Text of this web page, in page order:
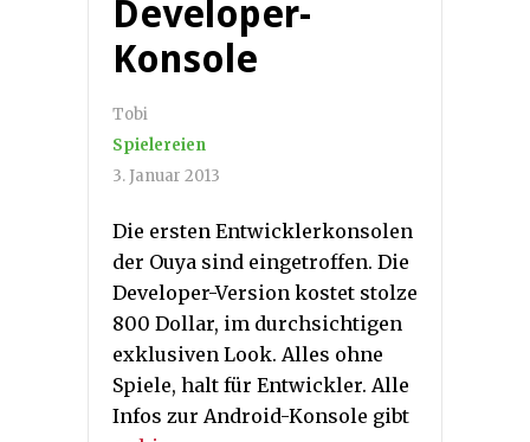
Developer-
Konsole
Tobi
Spielereien
3. Januar 2013
Die ersten Entwicklerkonsolen
der Ouya sind eingetroffen. Die
Developer-Version kostet stolze
800 Dollar, im durchsichtigen
exklusiven Look. Alles ohne
Spiele, halt für Entwickler. Alle
Infos zur Android-Konsole gibt